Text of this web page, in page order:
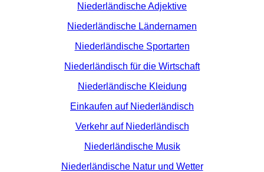
Niederländische Adjektive
Niederländische Ländernamen
Niederländische Sportarten
Niederländisch für die Wirtschaft
Niederländische Kleidung
Einkaufen auf Niederländisch
Verkehr auf Niederländisch
Niederländische Musik
Niederländische Natur und Wetter